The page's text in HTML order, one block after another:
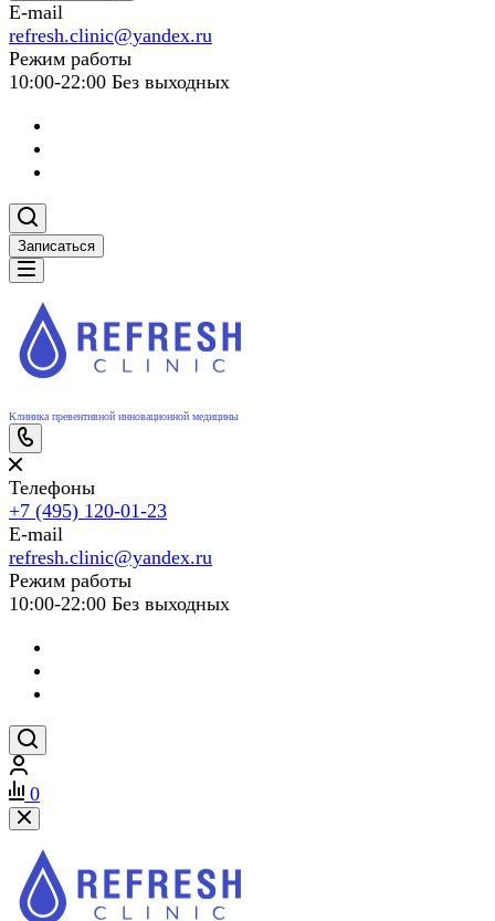
E-mail
refresh.clinic@yandex.ru
Режим работы
10:00-22:00 Без выходных
Записаться
Клиника превентивной инновационной медицины
Телефоны
+7 (495) 120-01-23
E-mail
refresh.clinic@yandex.ru
Режим работы
10:00-22:00 Без выходных
0